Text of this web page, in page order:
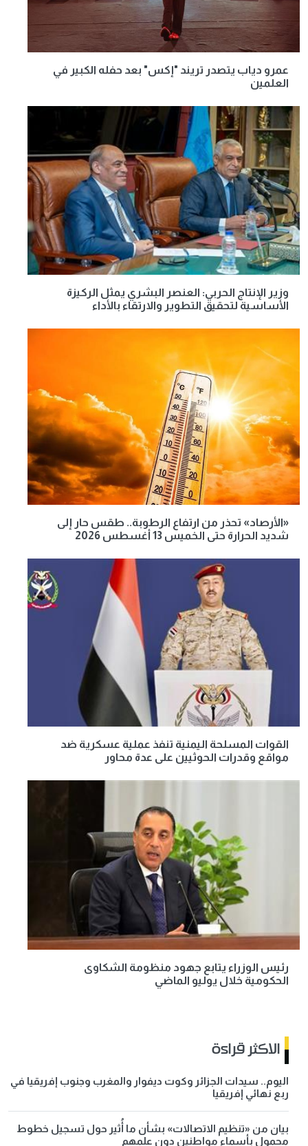
عمرو دياب يتصدر تريند "إكس" بعد حفله الكبير في
العلمين
وزير الإنتاج الحربي: العنصر البشري يمثل الركيزة
الأساسية لتحقيق التطوير والارتقاء بالأداء
«الأرصاد» تحذر من ارتفاع الرطوبة.. طقس حار إلى
شديد الحرارة حتى الخميس 13 أغسطس 2026
القوات المسلحة اليمنية تنفذ عملية عسكرية ضد
مواقع وقدرات الحوثيين على عدة محاور
رئيس الوزراء يتابع جهود منظومة الشكاوى
الحكومية خلال يوليو الماضي
الاكثر قراءة
اليوم.. سيدات الجزائر وكوت ديفوار والمغرب وجنوب إفريقيا في
ربع نهائي إفريقيا
بيان من «تنظيم الاتصالات» بشأن ما أُثير حول تسجيل خطوط
محمول بأسماء مواطنين دون علمهم